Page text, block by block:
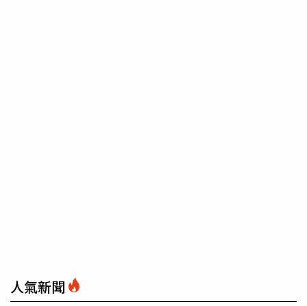
人氣新聞